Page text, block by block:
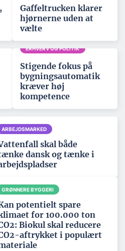
Gaffeltrucken klarer
hjørnerne uden at
vælte
ERHVERV OG POLITIK
Stigende fokus på
bygningsautomatik
kræver høj
kompetence
ARBEJDSMARKED
skal både
dansk og tænke i
GRØNNERE BYGGERI
potentielt spare
for 100.000 ton
Biokul skal reducere
aftrykket i populært